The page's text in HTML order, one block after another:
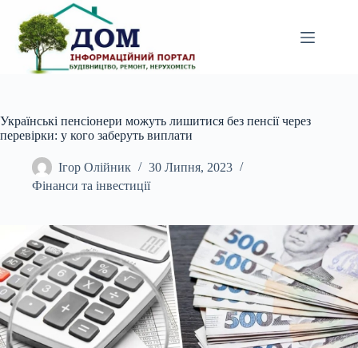
вмісту
Українські пенсіонери можуть лишитися без пенсії через
перевірки: у кого заберуть виплати
Ігор Олійник
30 Липня, 2023
Фінанси та інвестиції